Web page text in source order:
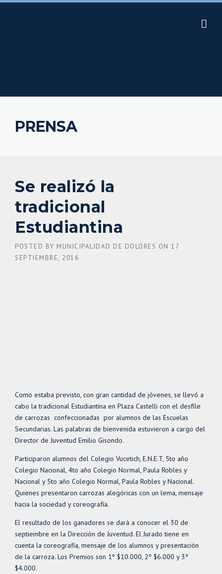
Skip
PRENSA
Se realizó la
tradicional
Estudiantina
POSTED BY MUNICIPALIDAD DE DOLORES ON 17
SEPTIEMBRE, 2016
Como estaba previsto, con gran cantidad de jóvenes, se llevó a
cabo la tradicional Estudiantina en Plaza Castelli con el desfile
de carrozas confeccionadas por alumnos de las Escuelas
Secundarias. Las palabras de bienvenida estuvieron a cargo del
Director de Juventud Emilio Gisondo.
Participaron alumnos del Colegio Vucetich, E.N.E.T, 5to año
Colegio Nacional, 4to año Colegio Normal, Paula Robles y
Nacional y 5to año Colegio Normal, Paula Robles y Nacional.
Quienes presentaron carrozas alegóricas con un lema, mensaje
hacia la sociedad y coreografía.
El resultado de los ganadores se dará a conocer el 30 de
septiembre en la Dirección de Juventud. El Jurado tiene en
cuenta la coreografía, mensaje de los alumnos y presentación
de la carroza. Los Premios son 1º $10.000, 2º $6.000 y 3º
$4.000.